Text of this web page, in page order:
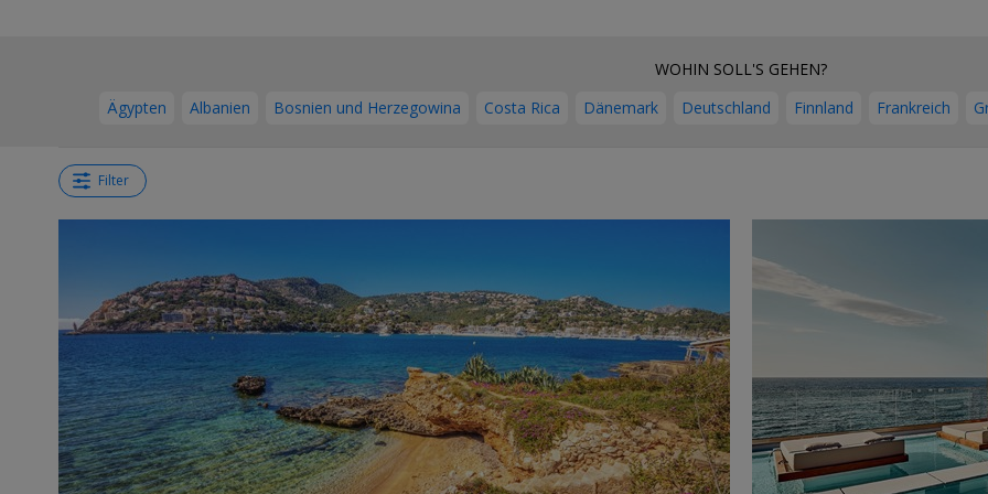
WOHIN SOLL'S GEHEN?
Ägypten Albanien Bosnien und Herzegowina Costa Rica Dänemark Deutschland Finnland Frankreich
Filter
← →